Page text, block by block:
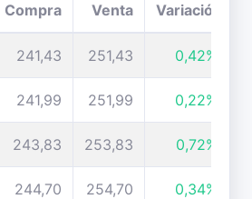
Compra Venta Variación
241,43 251,43 0,42%
241,99 251,99 0,22%
243,83 253,83 0,72%
244,70 254,70 0,34%